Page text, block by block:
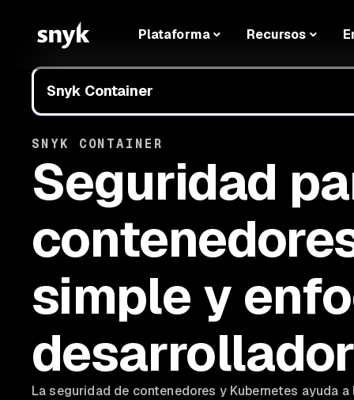
Plataforma Recursos
Snyk Container
SNYK CONTAINER
Seguridad
simple y
La seguridad de contenedores y Kubernetes ayuda